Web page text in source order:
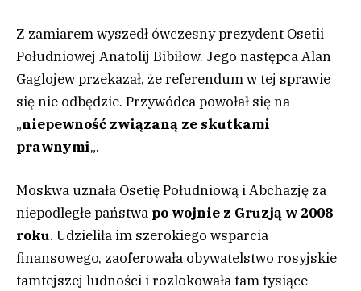
Z zamiarem wyszedł ówczesny prezydent Osetii
Południowej Anatolij Bibiłow. Jego następca Alan
Gaglojew przekazał, że referendum w tej sprawie
się nie odbędzie. Przywódca powołał się na
„niepewność związaną ze skutkami
prawnymi„.
Moskwa uznała Osetię Południową i Abchazję za
niepodległe państwa po wojnie z Gruzją w 2008
roku. Udzieliła im szerokiego wsparcia
finansowego, zaoferowała obywatelstwo rosyjskie
tamtejszej ludności i rozlokowała tam tysiące